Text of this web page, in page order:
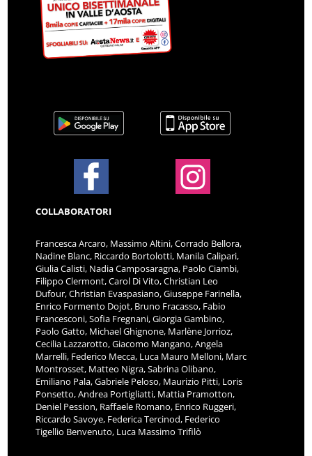
COLLABORATORI
Francesca Arcaro, Massimo Altini, Corrado Bellora,
Nadine Blanc, Riccardo Bortolotti, Manila Calipari,
Giulia Calisti, Nadia Camposaragna, Paolo Ciambi,
Filippo Clermont, Carol Di Vito, Christian Leo
Dufour, Christian Evaspasiano, Giuseppe Farinella,
Enrico Formento Dojot, Bruno Fracasso, Fabio
Francesconi, Sofia Fregnani, Giorgia Gambino,
Paolo Gatto, Michael Ghignone, Marlène Jorrioz,
Cecilia Lazzarotto, Giacomo Mangano, Angela
Marrelli, Federico Mecca, Luca Mauro Melloni, Marc
Montrosset, Matteo Nigra, Sabrina Olibano,
Emiliano Pala, Gabriele Peloso, Maurizio Pitti, Loris
Ponsetto, Andrea Portigliatti, Mattia Pramotton,
Deniel Pession, Raffaele Romano, Enrico Ruggeri,
Riccardo Savoye, Federica Tercinod, Federico
Tigellio Benvenuto, Luca Massimo Trifilò